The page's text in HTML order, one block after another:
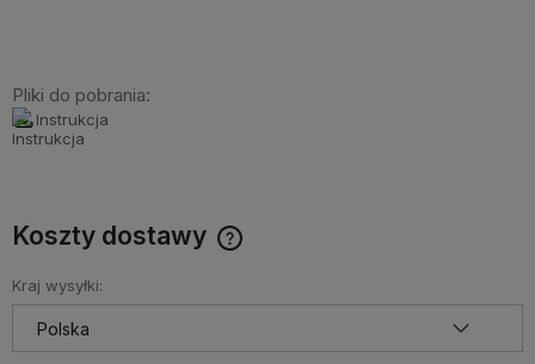
Pliki do pobrania:
Instrukcja
Koszty dostawy
Kraj wysyłki: